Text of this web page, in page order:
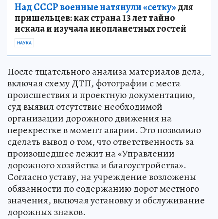
Над СССР военные натянули «сетку»для
пришельцев: как страна 13 лет тайно
искала и изучала инопланетных гостей
НАУКА
После тщательного анализа материалов дела,
включая схему ДТП, фотографии с места
происшествия и проектную документацию,
суд выявил отсутствие необходимой
организации дорожного движения на
перекрестке в момент аварии. Это позволило
сделать вывод о том, что ответственность за
произошедшее лежит на «Управлении
дорожного хозяйства и благоустройства».
Согласно уставу, на учреждение возложены
обязанности по содержанию дорог местного
значения, включая установку и обслуживание
дорожных знаков.